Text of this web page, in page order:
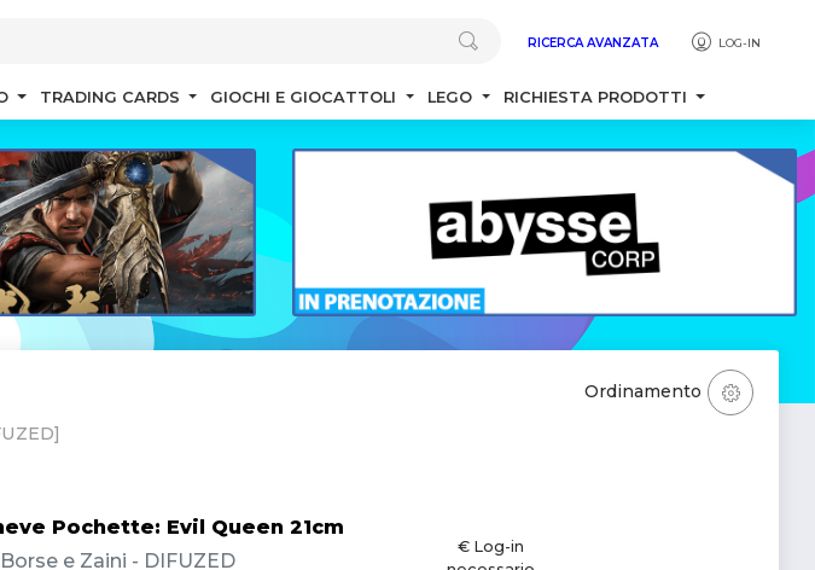
RICERCA AVANZATA LOG-IN
TRADING CARDS GIOCHI E GIOCATTOLI LEGO RICHIESTA PRODOTTI
Ordinamento
Pochette: Evil Queen 21cm
e Zaini - DIFUZED
€ Log-in